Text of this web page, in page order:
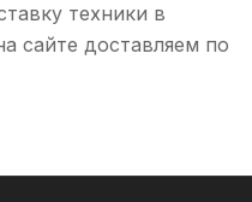
техники в
сайте доставляем по